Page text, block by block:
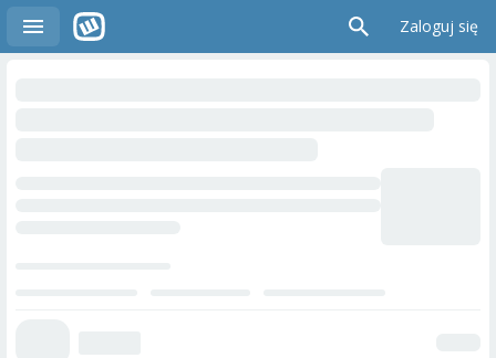
Zaloguj się